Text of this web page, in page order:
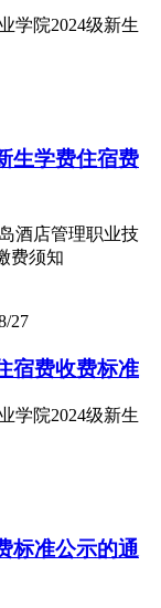
学院2024级新生
生学费住宿费
酒店管理职业技
费须知
27
宿费收费标准
学院2024级新生
标准公示的通